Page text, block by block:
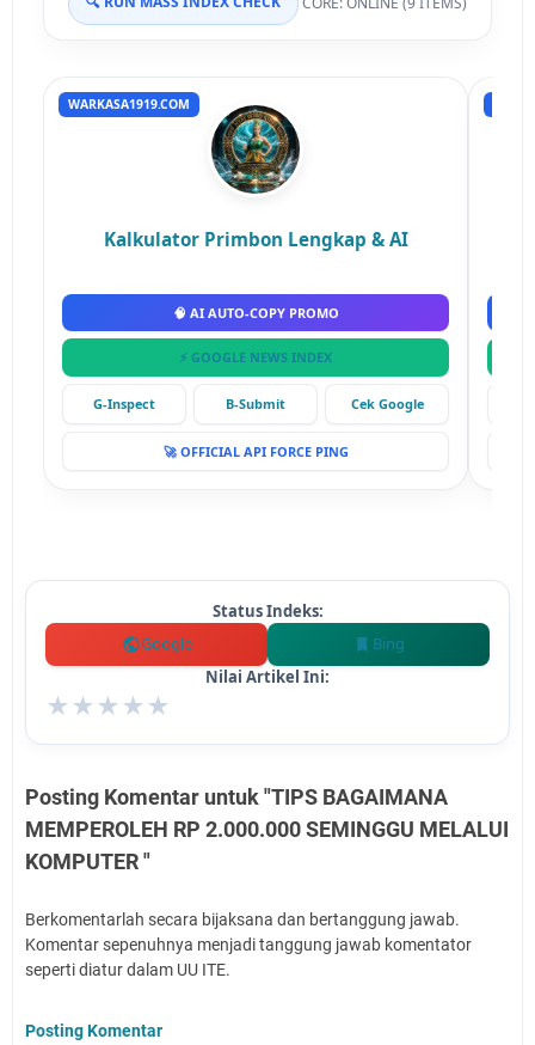
WARKASA1919.COM
Kalkulator Primbon Lengkap & AI
🧠 AI AUTO-COPY PROMO
⚡ GOOGLE NEWS INDEX
G-Inspect B-Submit Cek Google
🚀 OFFICIAL API FORCE PING
Status Indeks:
Google
Bing
Nilai Artikel Ini:
★★★★★
Posting Komentar untuk "TIPS BAGAIMANA
MEMPEROLEH RP 2.000.000 SEMINGGU MELALUI
KOMPUTER "
Berkomentarlah secara bijaksana dan bertanggung jawab.
Komentar sepenuhnya menjadi tanggung jawab komentator
seperti diatur dalam UU ITE.
Posting Komentar